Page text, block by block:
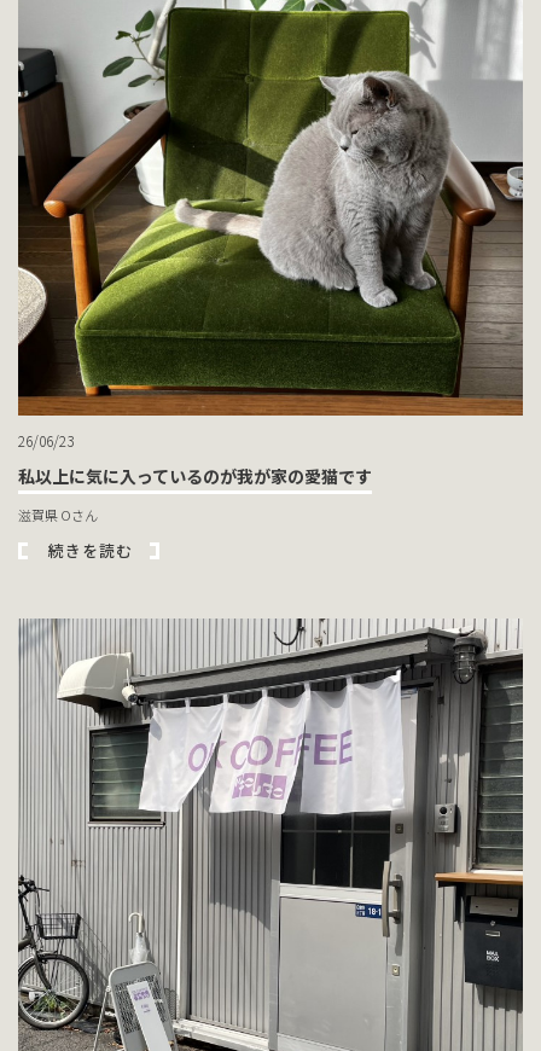
26/06/23
私以上に気に入っているのが我が家の愛猫です
滋賀県 Oさん
続きを読む